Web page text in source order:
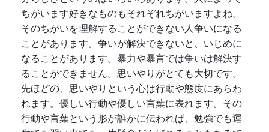
ちがいます好きなものもそれぞれちがいますよね。
そのちがいを理解することができない人争いになる
ことがあります。争いが解決できないと、いじめに
なることがあります。暴力や暴言では争いは解決す
ることができません。思いやりがとても大切です。
先ほどの、思いやりという心は行動や態度にあらわ
れます。優しい行動や優しい言葉に表れます。その
行動や言葉という形が誰かに伝われば、勉強でも運